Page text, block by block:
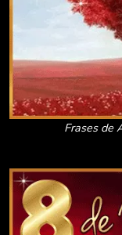
Frases de